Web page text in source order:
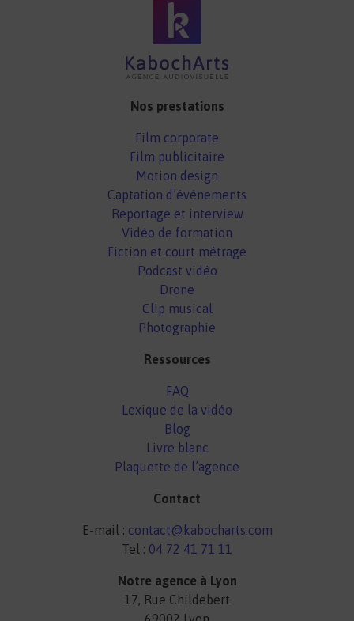
Nos prestations
Film corporate
Film publicitaire
Motion design
Captation d’événements
Reportage et interview
Vidéo de formation
Fiction et court métrage
Podcast vidéo
Drone
Clip musical
Photographie
Ressources
FAQ
Lexique de la vidéo
Blog
Livre blanc
Plaquette de l’agence
Contact
E-mail : contact@kabocharts.com
Tel : 04 72 41 71 11
Notre agence à Lyon
17, Rue Childebert